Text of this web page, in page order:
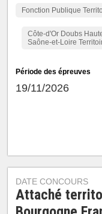
Fonction Publique
Côte-d'Or Doubs
Saône-et-Loire
Période des épreuves
19/11/2026
DATE CONCOURS
Attaché